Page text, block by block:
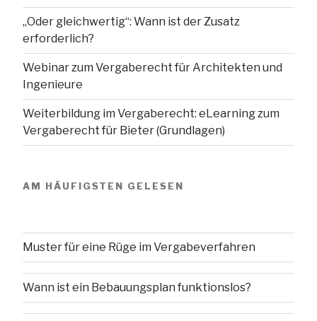
„Oder gleichwertig“: Wann ist der Zusatz
erforderlich?
Webinar zum Vergaberecht für Architekten und
Ingenieure
Weiterbildung im Vergaberecht: eLearning zum
Vergaberecht für Bieter (Grundlagen)
AM HÄUFIGSTEN GELESEN
Muster für eine Rüge im Vergabeverfahren
Wann ist ein Bebauungsplan funktionslos?